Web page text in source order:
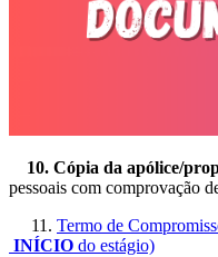
10. Cópia da apólice/
pessoais com comprovação
11. Termo de
INÍCIO do estágio)